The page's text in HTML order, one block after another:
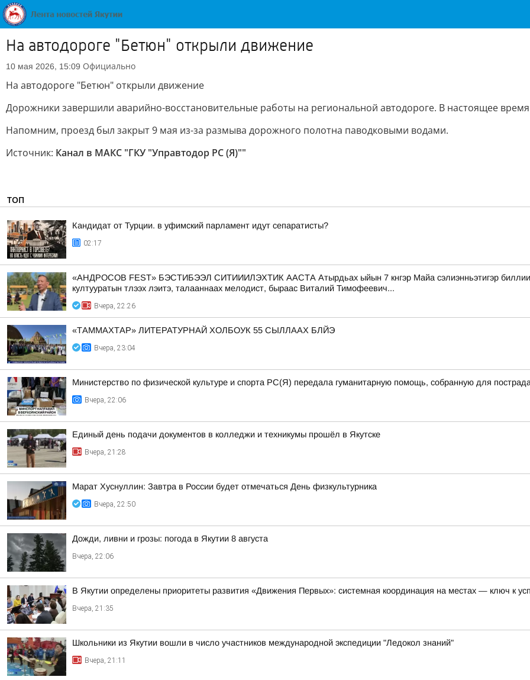
На автодороге "Бетюн" открыли движение
10 мая 2026, 15:09 Официально
На автодороге "Бетюн" открыли движение
Дорожники завершили аварийно-восстановительные работы на региональной автодороге. В настоящее время
Напомним, проезд был закрыт 9 мая из-за размыва дорожного полотна паводковыми водами.
Источник: Канал в МАКС "ГКУ "Управтодор РС (Я)""
ТОП
Кандидат от Турции. в уфимский парламент идут сепаратисты?
02:17
«АНДРОСОВ FEST» БЭСТИБЭЭЛ СИТИИИЛЭХТИК ААСТА Атырдьах ыйын 7 кнгэр Майа сэлиэнньэтигэр
култууратын тлээх лэитэ, талааннаах мелодист, быраас Виталий Тимофеевич...
Вчера, 22:26
«ТАММАХТАР» ЛИТЕРАТУРНАЙ ХОЛБОУК 55 СЫЛЛААХ БЛЙЭ
Вчера, 23:04
Министерство по физической культуре и спорта РС(Я) передала гуманитарную помощь, собранную для
Вчера, 22:06
Единый день подачи документов в колледжи и техникумы прошёл в Якутске
Вчера, 21:28
Марат Хуснуллин: Завтра в России будет отмечаться День физкультурника
Вчера, 22:50
Дожди, ливни и грозы: погода в Якутии 8 августа
Вчера, 22:06
В Якутии определены приоритеты развития «Движения Первых»: системная координация на местах — ключ к
Вчера, 21:35
Школьники из Якутии вошли в число участников международной экспедиции "Ледокол знаний"
Вчера, 21:11